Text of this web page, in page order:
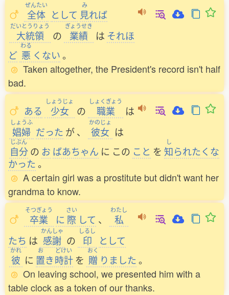
ぜんたい
全体 として
み
見れば
だいとうりょう
大統領 の
ぎょうせき
業績 は それほ
ど
わる
悪 くない。
Taken altogether, the President's record isn't half
bad.
ある
しょうじょ
少女 の
しょくぎょう
職業 は
しょうふ
娼婦 だった が、
かのじょ
彼女 は
じぶん
自分 の お ばあちゃん に この こと を
し
知られたくな
かった。
A certain girl was a prostitute but didn't want her
grandma to know.
そつぎょう
卒業 に
さい
際 して 、
わたし
私
たち は
かんしゃ
感謝 の
しるし
印 として
かれ
彼 に
お
置き
どけい
時計 を
おく
贈 りました。
On leaving school, we presented him with a
table clock as a token of our thanks.